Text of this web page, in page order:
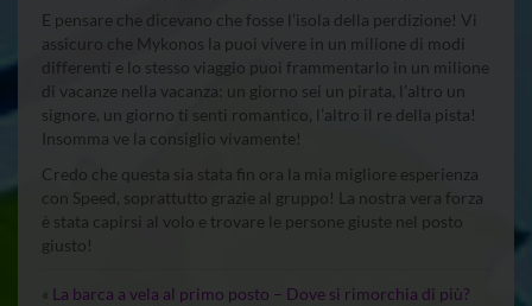
E pensare che dicevano che fosse l’isola della perdizione! Vi
assicuro che Mykonos la puoi vivere in un milione di modi
differenti e lo stesso viaggio puoi frammentarlo in un milione
di vacanze nella vacanza: un giorno sei un pirata, l’altro un
signore, un giorno ti senti romantico, l’altro il re della pista!
Insomma ve la consiglio vivamente!
Credo che questa sia stata fin ora la mia migliore esperienza
con Speed, soprattutto grazie al gruppo! La nostra vera forza
è stata capirsi al volo e trovare le persone giuste nel posto
giusto!
« La barca a vela al primo posto – Dove si rimorchia di più?